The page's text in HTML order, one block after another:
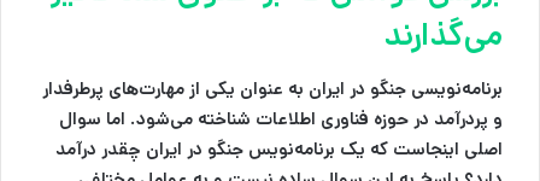
می‌گذارند
برنامه‌نویسی جنگو در ایران به عنوان یکی از مهارت‌های پرطرفدار
و پردرآمد در حوزه فناوری اطلاعات شناخته می‌شود. اما سوال
اصلی اینجاست که یک برنامه‌نویس جنگو در ایران چقدر درآمد